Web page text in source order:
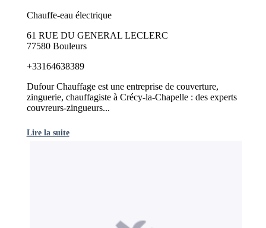
Chauffe-eau électrique
61 RUE DU GENERAL LECLERC
77580 Bouleurs
+33164638389
Dufour Chauffage est une entreprise de couverture,
zinguerie, chauffagiste à Crécy-la-Chapelle : des experts
couvreurs-zingueurs...
Lire la suite